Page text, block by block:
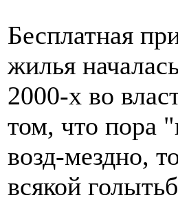
Бесплатная
жилья
2000-х во
том, что пора
возд-мездно,
всякой